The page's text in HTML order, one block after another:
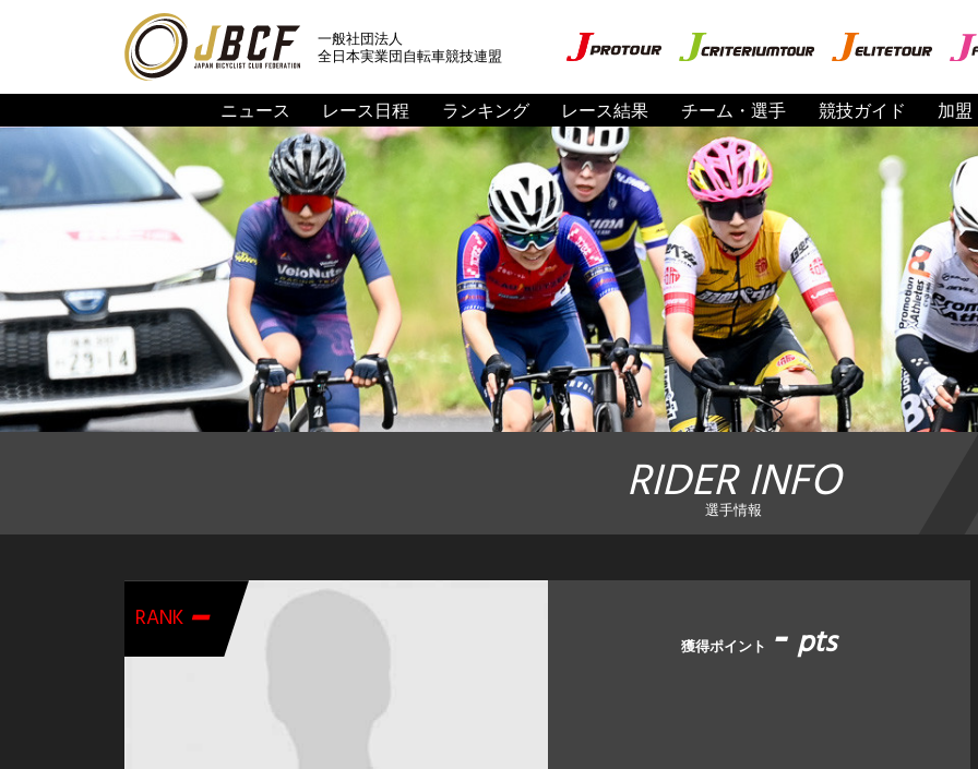
一般社団法人
全日本実業団自転車競技連盟
ニュース レース日程 ランキング レース結果 チーム・選手 競技ガイド 加盟
RIDER INFO
選手情報
RANK- 獲得ポイント -pts